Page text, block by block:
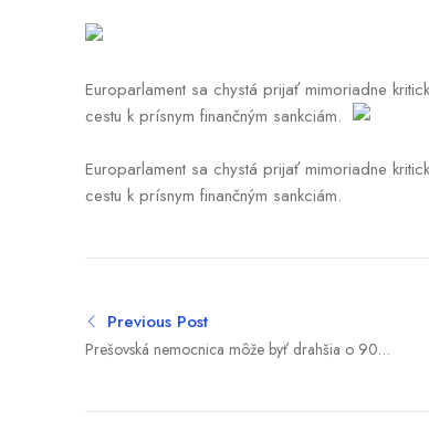
Europarlament sa chystá prijať mimoriadne
cestu k prísnym finančným sankciám.
Europarlament sa chystá prijať mimoriadne
cestu k prísnym finančným sankciám.
Previous Post
Prešovská nemocnica môže byť drahšia o 90